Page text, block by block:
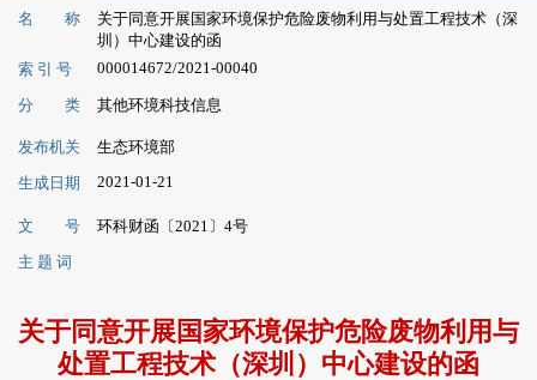
名 称
关于同意开展国家环境保护危险废物利用与处置工程技术（深
圳）中心建设的函
索 引 号
000014672/2021-00040
分 类 其他环境科技信息
发布机关
生态环境部
生成日期
2021-01-21
文 号
环科财函〔2021〕4号
主 题 词
关于同意开展国家环境保护危险废物利用与
处置工程技术（深圳）中心建设的函